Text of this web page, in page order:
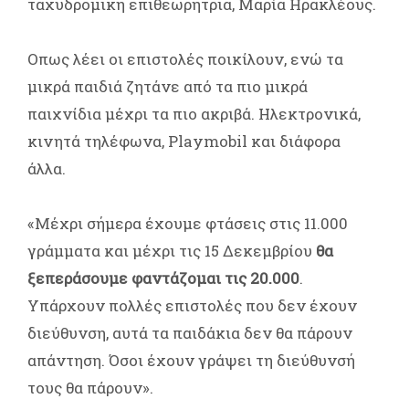
Οπως λέει οι επιστολές ποικίλουν, ενώ τα
μικρά παιδιά ζητάνε από τα πιο μικρά
παιχνίδια μέχρι τα πιο ακριβά. Ηλεκτρονικά,
κινητά τηλέφωνα, Playmobil και διάφορα
άλλα.
«Μέχρι σήμερα έχουμε φτάσεις στις 11.000
γράμματα και μέχρι τις 15 Δεκεμβρίου θα
ξεπεράσουμε φαντάζομαι τις 20.000.
Υπάρχουν πολλές επιστολές που δεν έχουν
διεύθυνση, αυτά τα παιδάκια δεν θα πάρουν
απάντηση. Όσοι έχουν γράψει τη διεύθυνσή
τους θα πάρουν».